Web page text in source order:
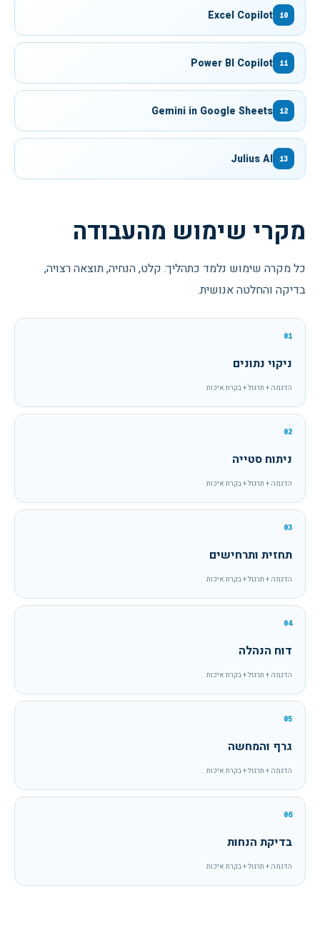
10
Excel Copilot
11
Power BI Copilot
12
Gemini in Google Sheets
13
Julius AI
מקרי שימוש מהעבודה
כל מקרה שימוש נלמד כתהליך: קלט, הנחיה, תוצאה רצויה,
בדיקה והחלטה אנושית.
01
ניקוי נתונים
הדגמה + תרגול + בקרת איכות
02
ניתוח סטייה
הדגמה + תרגול + בקרת איכות
03
תחזית ותרחישים
הדגמה + תרגול + בקרת איכות
04
דוח הנהלה
הדגמה + תרגול + בקרת איכות
05
גרף והמחשה
הדגמה + תרגול + בקרת איכות
06
בדיקת הנחות
הדגמה + תרגול + בקרת איכות